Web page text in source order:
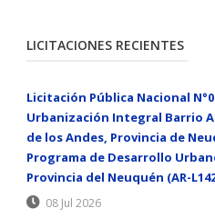
LICITACIONES RECIENTES
Licitación Pública Nacional
Urbanización Integral Barrio
de los Andes, Provincia de
Programa de Desarrollo
Provincia del Neuquén (AR-
08 Jul 2026